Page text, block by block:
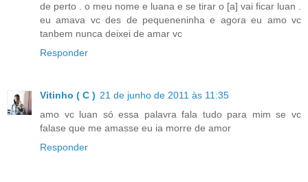
de perto . o meu nome e luana e se tirar o [a] vai ficar luan .
eu amava vc des de pequeneninha e agora eu amo vc
tanbem nunca deixei de amar vc
Responder
Vitinho ( C ) 21 de junho de 2011 às 11:35
amo vc luan só essa palavra fala tudo para mim se vc
falase que me amasse eu ia morre de amor
Responder